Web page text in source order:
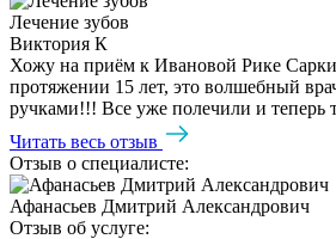
Лечение зубов
Виктория К
Хожу на приём к Ивановой Рике
протяжении 15 лет, это волшебный
ручками!!! Все уже полечили и теперь
Читать весь отзыв
Отзыв о специалисте:
Афанасьев Дмитрий Александрович
Отзыв об услуге: